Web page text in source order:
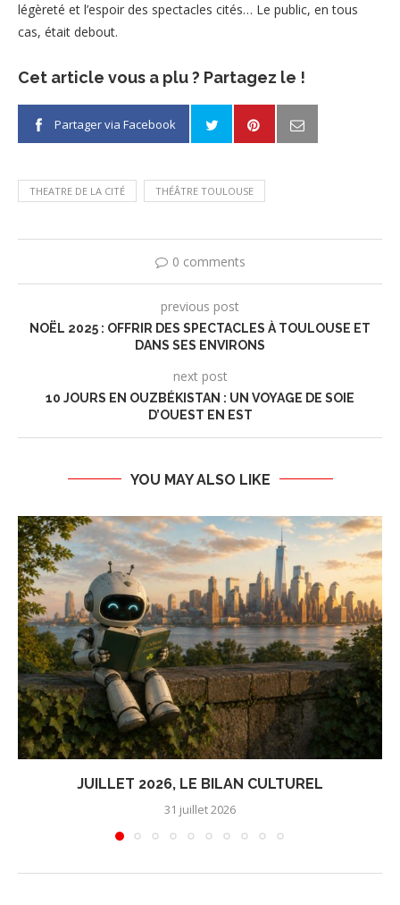
légèreté et l’espoir des spectacles cités… Le public, en tous
cas, était debout.
Cet article vous a plu ? Partagez le !
Partager via Facebook
THEATRE DE LA CITÉ THÉÂTRE TOULOUSE
0 comments
previous post
NOËL 2025 : OFFRIR DES SPECTACLES À TOULOUSE ET
DANS SES ENVIRONS
next post
10 JOURS EN OUZBÉKISTAN : UN VOYAGE DE SOIE
D’OUEST EN EST
YOU MAY ALSO LIKE
JUILLET 2026, LE BILAN CULTUREL
31 juillet 2026